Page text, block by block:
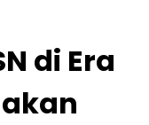
di Era